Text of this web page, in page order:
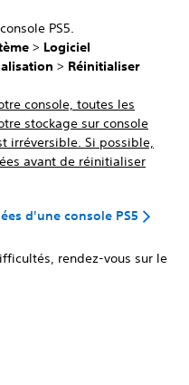
PS5.
> Logiciel
> Réinitialiser
console, toutes les
stockage sur console
irréversible. Si possible,
avant de réinitialiser
d'une console PS5
rendez-vous sur le